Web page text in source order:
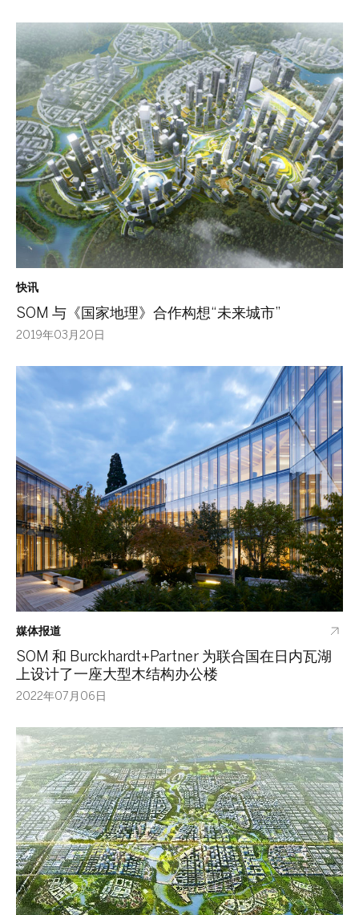
快讯
SOM 与《国家地理》合作构想“未来城市”
2019年03月20日
媒体报道
SOM 和 Burckhardt+Partner 为联合国在日内瓦湖
上设计了一座大型木结构办公楼
2022年07月06日